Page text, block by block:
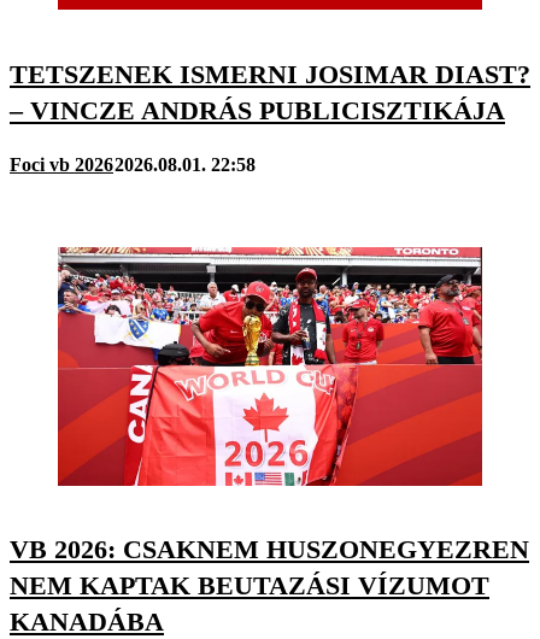
TETSZENEK ISMERNI JOSIMAR DIAST?
– VINCZE ANDRÁS PUBLICISZTIKÁJA
Foci vb 20262026.08.01. 22:58
VB 2026: CSAKNEM HUSZONEGYEZREN
NEM KAPTAK BEUTAZÁSI VÍZUMOT
KANADÁBA